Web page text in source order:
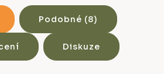
Podobné (8)
Diskuze